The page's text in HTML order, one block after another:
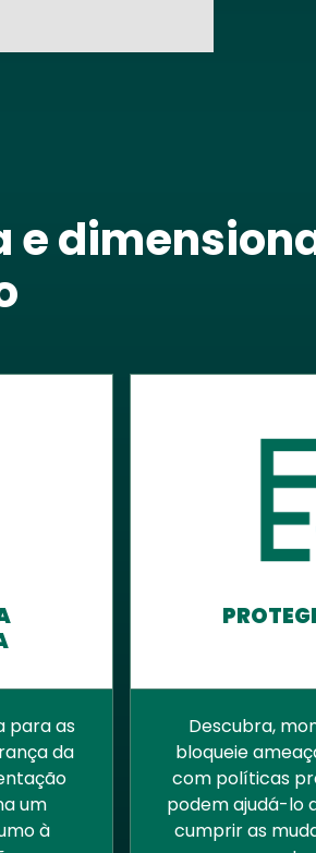
e
para as
da
um
à
Descubra,
bloqueie
com políticas
podem ajudá-lo
cumprir as